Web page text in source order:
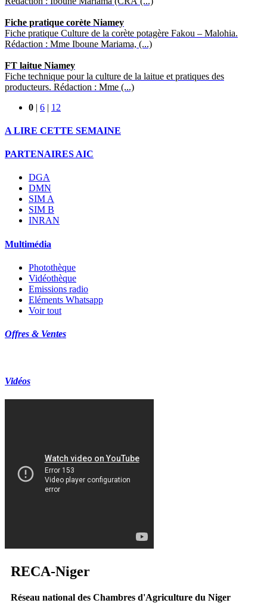
Fiche pratique corète Niamey
Fiche pratique Culture de la corète potagère Fakou – Malohia.
Rédaction : Mme Iboune Mariama, (...)
FT laitue Niamey
Fiche technique pour la culture de la laitue et pratiques des
producteurs. Rédaction : Mme (...)
0 | 6 | 12
A LIRE CETTE SEMAINE
PARTENAIRES AIC
DGA
DMN
SIM A
SIM B
INRAN
Multimédia
Photothèque
Vidéothèque
Emissions radio
Eléments Whatsapp
Voir tout
Offres & Ventes
Vidéos
RECA-Niger
Réseau national des Chambres d'Agriculture du Niger